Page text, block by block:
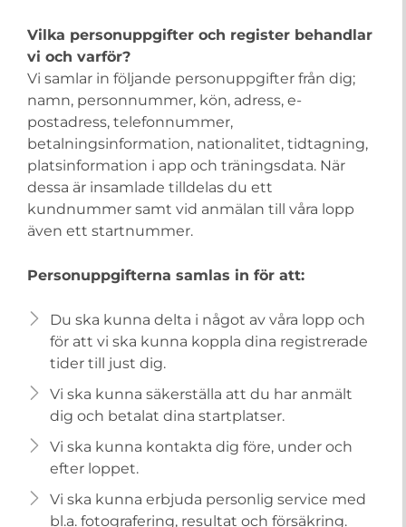
Vilka personuppgifter och register behandlar
vi och varför?
Vi samlar in följande personuppgifter från dig;
namn, personnummer, kön, adress, e-
postadress, telefonnummer,
betalningsinformation, nationalitet, tidtagning,
platsinformation i app och träningsdata. När
dessa är insamlade tilldelas du ett
kundnummer samt vid anmälan till våra lopp
även ett startnummer.
Personuppgifterna samlas in för att:
Du ska kunna delta i något av våra lopp och
för att vi ska kunna koppla dina registrerade
tider till just dig.
Vi ska kunna säkerställa att du har anmält
dig och betalat dina startplatser.
Vi ska kunna kontakta dig före, under och
efter loppet.
Vi ska kunna erbjuda personlig service med
bl.a. fotografering, resultat och försäkring.